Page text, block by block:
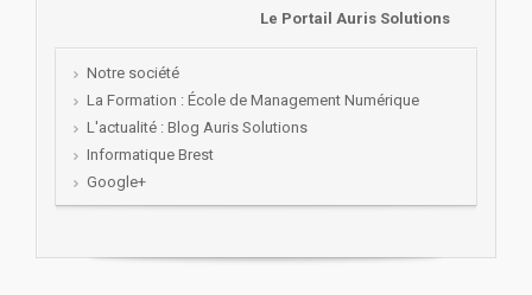
Le Portail Auris Solutions
Notre société
La Formation : École de Management Numérique
L'actualité : Blog Auris Solutions
Informatique Brest
Google+